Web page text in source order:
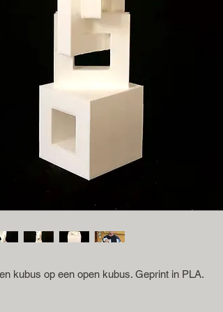
kubus op een open kubus. Geprint in PLA.